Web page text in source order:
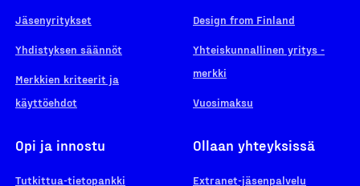
Jäsenyritykset
Yhdistyksen säännöt
Merkkien kriteerit ja
käyttöehdot
Design from Finland
Yhteiskunnallinen yritys -
merkki
Vuosimaksu
Opi ja innostu
Tutkittua-tietopankki
Ollaan yhteyksissä
Extranet-jäsenpalvelu